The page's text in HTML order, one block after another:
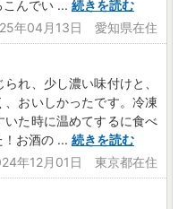
書について】
書の受付済書については
メールが送られます。
い申し上げます。
されている場合は「shib
ルを受け取れるよう設
こんでい ... 続きを読む
年04月13日 愛知県在住
れ、少し濃い味付けと、
おいしかったです。冷凍
た時に温めてするに食べ
！お酒の ... 続きを読む
年12月01日 東京都在住